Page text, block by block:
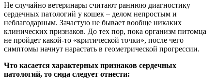
Не случайно ветеринары считают раннюю диагностику
сердечных патологий у кошек – делом непростым и
неблагодарным. Зачастую не бывает вообще никаких
клинических признаков. До тех пор, пока организм питомца
не пройдет какой-то «критической точки», после чего
симптомы начнут нарастать в геометрической прогрессии.
Что касается характерных признаков сердечных
патологий, то сюда следует отнести: